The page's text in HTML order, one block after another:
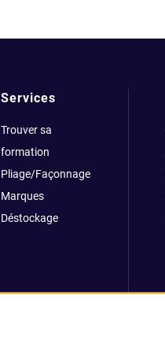
Services
Trouver sa
formation
Pliage/Façonnage
Marques
Déstockage